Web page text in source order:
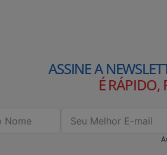
ASSINE A
É RÁPIDO,